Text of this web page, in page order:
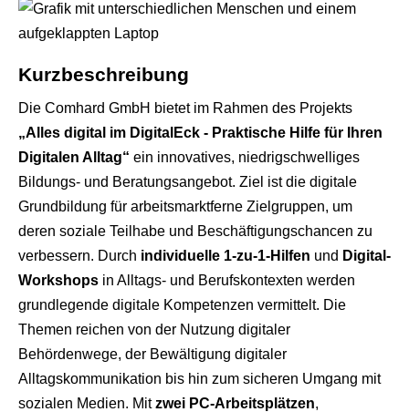
Kurzbeschreibung
Die Comhard GmbH bietet im Rahmen des Projekts
„Alles digital im DigitalEck - Praktische Hilfe für Ihren
Digitalen Alltag“ ein innovatives, niedrigschwelliges
Bildungs- und Beratungsangebot. Ziel ist die digitale
Grundbildung für arbeitsmarktferne Zielgruppen, um
deren soziale Teilhabe und Beschäftigungschancen zu
verbessern. Durch individuelle 1-zu-1-Hilfen und Digital-
Workshops in Alltags- und Berufskontexten werden
grundlegende digitale Kompetenzen vermittelt. Die
Themen reichen von der Nutzung digitaler
Behördenwege, der Bewältigung digitaler
Alltagskommunikation bis hin zum sicheren Umgang mit
sozialen Medien. Mitzwei PC-Arbeitsplätzen,